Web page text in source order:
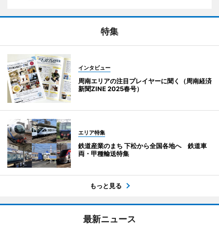
特集
インタビュー
周南エリアの注目プレイヤーに聞く（周南経済
新聞ZINE 2025春号）
エリア特集
鉄道産業のまち 下松から全国各地へ 鉄道車
両・甲種輸送特集
もっと見る
最新ニュース